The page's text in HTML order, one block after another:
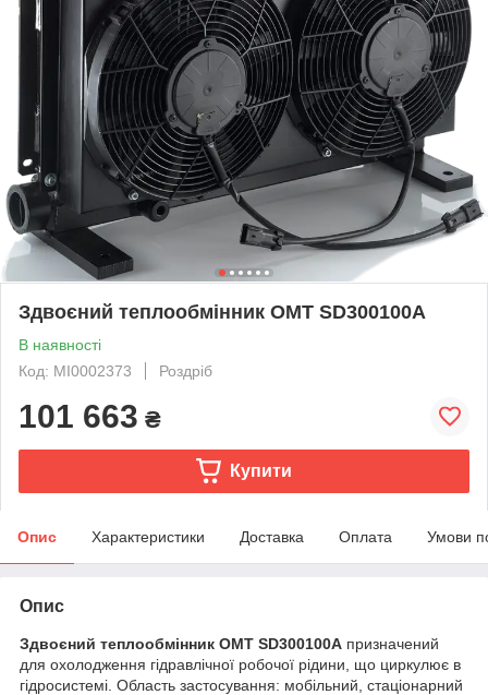
Здвоєний теплообмінник OMT SD300100A
В наявності
Код: MI0002373
Роздріб
101 663 ₴
Купити
Опис Характеристики Доставка Оплата Умови
Опис
Здвоєний теплообмінник OMT SD300100A призначений
для охолодження гідравлічної робочої рідини, що циркулює в
гідросистемі. Область застосування: мобільний, стаціонарний